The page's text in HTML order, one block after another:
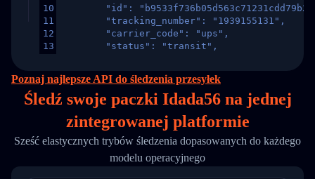
10
11
12
13
16
17
20
21
"id":
        "tracking_number": "1939155131",
        "carrier_code": "ups",
        "status": "transit",
        "itemTimeLength": 2,
        "weblink": "",
        "phone": null,
        "trackinfo": [
          {
            "Date": "2017-03-08 04: 22: 00",
"StatusDescription": "Departed
Poznaj najlepsze API do śledzenia przesyłek
Śledź swoje paczki Idada56 na jednej
zintegrowanej platformie
Sześć elastycznych trybów śledzenia dopasowanych do każdego
modelu operacyjnego